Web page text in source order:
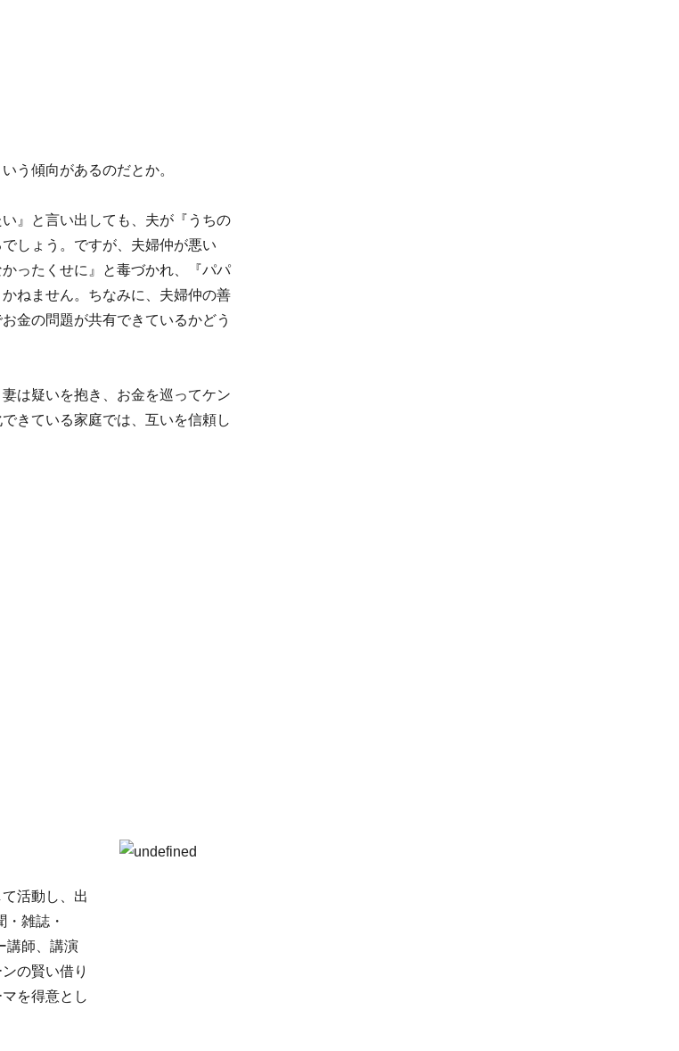
う傾向があるのだとか。
』と言い出しても、夫が『うちの
しょう。ですが、夫婦仲が悪い
ったくせに』と毒づかれ、『パパ
ねません。ちなみに、夫婦仲の善
金の問題が共有できているかどう
は疑いを抱き、お金を巡ってケン
きている家庭では、互いを信頼し
活動し、出
雑誌・
講師、講演
の賢い借り
を得意とし